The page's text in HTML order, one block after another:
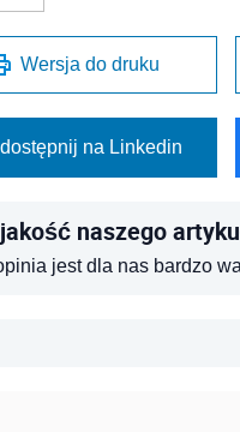
Wersja do druku
na Linkedin
naszego
jest dla nas bardzo